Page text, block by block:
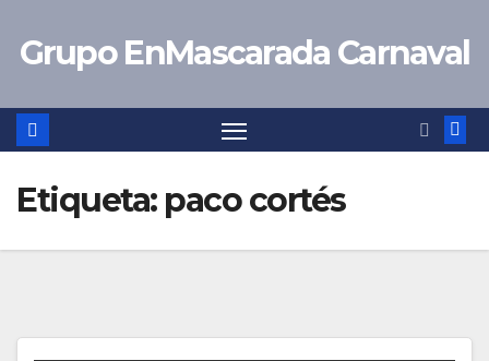
Grupo EnMascarada Carnaval
Etiqueta: paco cortés